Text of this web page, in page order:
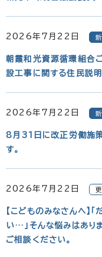
2026年7月22日
朝霞和光資源循環組合
設工事に関する住民説
2026年7月22日
8月31日に改正労働施
す。
2026年7月22日
【こどものみなさんへ】
い…」そんな悩みはあり
ご相談ください。